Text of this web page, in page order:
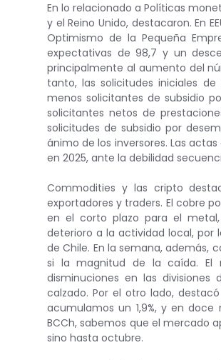
En lo relacionado a Políticas
y el Reino Unido, destacaron. En
Optimismo de la Pequeña
expectativas de 98,7 y un
principalmente al aumento del
tanto, las solicitudes iniciales
menos solicitantes de subsidio
solicitantes netos de
solicitudes de subsidio por
ánimo de los inversores. Las
en 2025, ante la debilidad
Commodities y las cripto
exportadores y traders. El cobre
en el corto plazo para el
deterioro a la actividad local, por
de Chile. En la semana, además,
si la magnitud de la caída. El
disminuciones en las
calzado. Por el otro lado,
acumulamos un 1,9%, y en
BCCh, sabemos que el mercado
sino hasta octubre.